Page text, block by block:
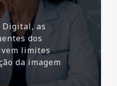
as
dos
limites
da imagem